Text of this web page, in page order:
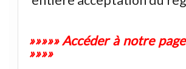
»»»»» Accéder à notre
»»»»